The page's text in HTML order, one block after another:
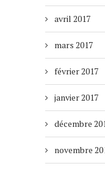
avril 2017
mars 2017
février 2017
janvier 2017
décembre
novembre